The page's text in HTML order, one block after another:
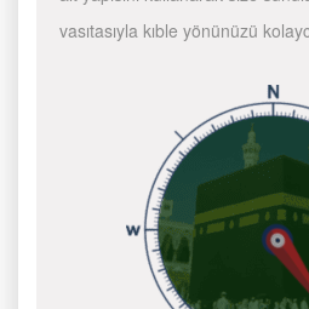
vasıtasıyla kıble yönünüzü